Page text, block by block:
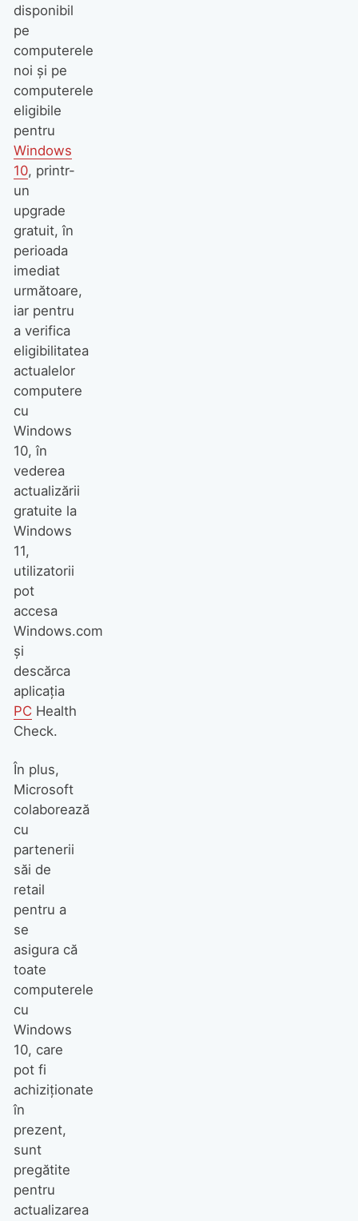
disponibil
pe
computerele
noi și pe
computerele
eligibile
pentru
Windows
10, printr-
un
upgrade
gratuit, în
perioada
imediat
următoare,
iar pentru
a verifica
eligibilitatea
actualelor
computere
cu
Windows
10, în
vederea
actualizării
gratuite la
Windows
11,
utilizatorii
pot
accesa
Windows.com
și
descărca
aplicația
PCHealth
Check.
În plus,
Microsoft
colaborează
cu
partenerii
săi de
retail
pentru a
se
asigura că
toate
computerele
cu
Windows
10, care
pot fi
achiziționate
în
prezent,
sunt
pregătite
pentru
actualizarea